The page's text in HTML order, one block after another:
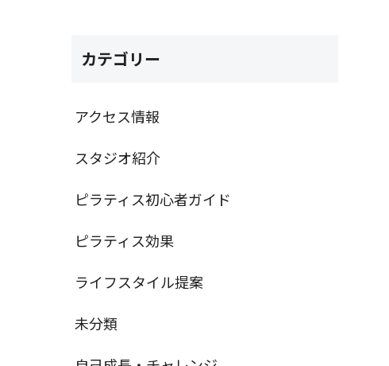
カテゴリー
アクセス情報
スタジオ紹介
ピラティス初心者ガイド
ピラティス効果
ライフスタイル提案
未分類